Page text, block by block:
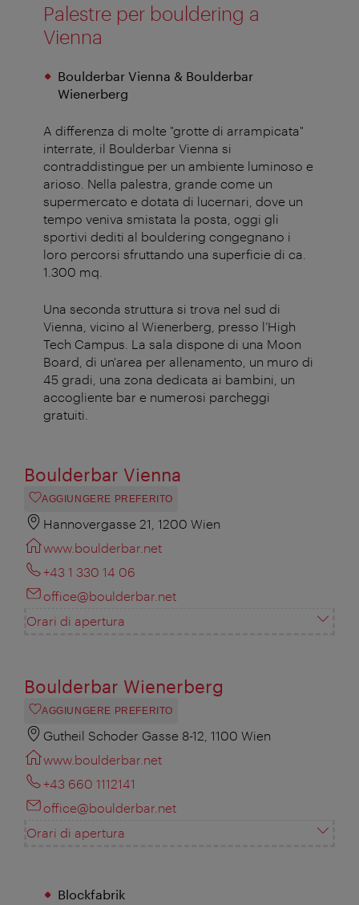
Palestre per bouldering a
Vienna
Boulderbar Vienna & Boulderbar
Wienerberg
A differenza di molte "grotte di arrampicata"
interrate, il Boulderbar Vienna si
contraddistingue per un ambiente luminoso e
arioso. Nella palestra, grande come un
supermercato e dotata di lucernari, dove un
tempo veniva smistata la posta, oggi gli
sportivi dediti al bouldering congegnano i
loro percorsi sfruttando una superficie di ca.
1.300 mq.
Una seconda struttura si trova nel sud di
Vienna, vicino al Wienerberg, presso l’High
Tech Campus. La sala dispone di una Moon
Board, di un'area per allenamento, un muro di
45 gradi, una zona dedicata ai bambini, un
accogliente bar e numerosi parcheggi
gratuiti.
Boulderbar Vienna
AGGIUNGERE PREFERITO
Hannovergasse 21, 1200 Wien
www.boulderbar.net
+43 1 330 14 06
office@boulderbar.net
Orari di apertura
Boulderbar Wienerberg
AGGIUNGERE PREFERITO
Gutheil Schoder Gasse 8-12, 1100 Wien
www.boulderbar.net
+43 660 1112141
office@boulderbar.net
Orari di apertura
Blockfabrik